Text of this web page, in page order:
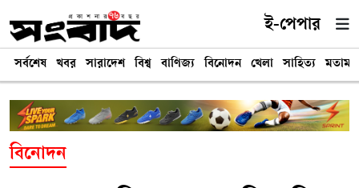
ই-পেপার
সর্বশেষ খবর সারাদেশ বিশ্ব বাণিজ্য বিনোদন খেলা সাহিত্য মতামত
বিনোদন